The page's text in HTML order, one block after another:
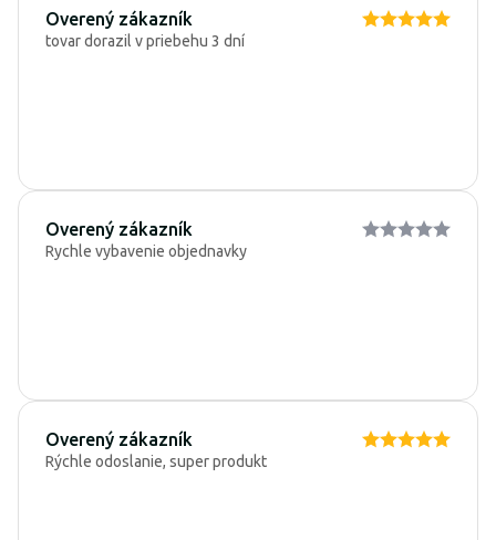
Overený zákazník
tovar dorazil v priebehu 3 dní
Overený zákazník
Rychle vybavenie objednavky
Overený zákazník
Rýchle odoslanie, super produkt